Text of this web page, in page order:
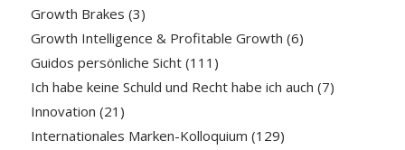
Growth Brakes (3)
Growth Intelligence & Profitable Growth (6)
Guidos persönliche Sicht(111)
Ich habe keine Schuld und Recht habe ich auch (7)
Innovation (21)
Internationales Marken-Kolloquium (129)